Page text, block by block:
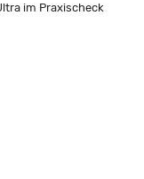
im Praxischeck